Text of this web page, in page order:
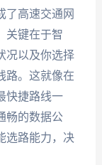
了高速交通网
关键在于智
况以及你选择
路。这就像在
快捷路线一
畅的数据公
选路能力，决